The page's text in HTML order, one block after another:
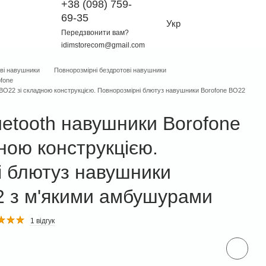
+38 (098) 759-
69-35
Передзвонити вам?
idimstorecom@gmail.com
Укр
навушники
Повнорозмірні бездротові навушники
зі складною конструкцією. Повнорозмірні блютуз навушники Borofone BO22
навушники Borofone
конструкцією.
блютуз навушники
з м'якими амбушурами
1 відгук